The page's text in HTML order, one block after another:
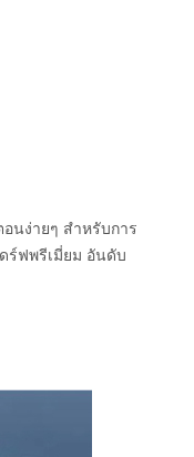
นง่ายๆ สำหรับการ
ร์ฟพรีเมี่ยม อันดับ